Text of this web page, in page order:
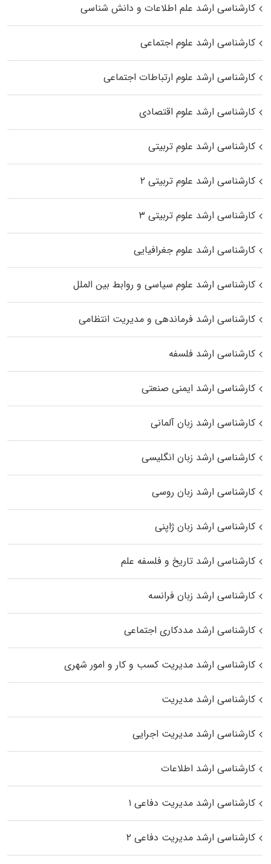
کارشناسی ارشد علم اطلاعات و دانش شناسی
کارشناسی ارشد علوم اجتماعی
کارشناسی ارشد علوم ارتباطات اجتماعی
کارشناسی ارشد علوم اقتصادی
کارشناسی ارشد علوم تربیتی
کارشناسی ارشد علوم تربیتی ۲
کارشناسی ارشد علوم تربیتی ۳
کارشناسی ارشد علوم جغرافیایی
کارشناسی ارشد علوم سیاسی و روابط بین الملل
کارشناسی ارشد فرماندهی و مدیریت انتظامی
کارشناسی ارشد فلسفه
کارشناسی ارشد ایمنی صنعتی
کارشناسی ارشد زبان آلمانی
کارشناسی ارشد زبان انگلیسی
کارشناسی ارشد زبان روسی
کارشناسی ارشد زبان ژاپنی
کارشناسی ارشد تاریخ و فلسفه علم
کارشناسی ارشد زبان فرانسه
کارشناسی ارشد مددکاری اجتماعی
کارشناسی ارشد مدیریت کسب و کار و امور شهری
کارشناسی ارشد مدیریت
کارشناسی ارشد مدیریت اجرایی
کارشناسی ارشد اطلاعات
کارشناسی ارشد مدیریت دفاعی ۱
کارشناسی ارشد مدیریت دفاعی ۲